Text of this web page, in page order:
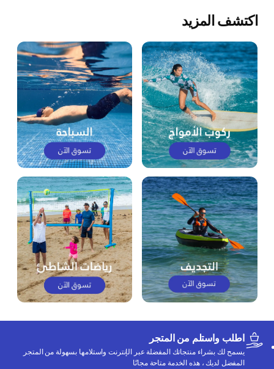
اكتشف المزيد
اطلب واستلم من المتجر
يسمح لك بشراء منتجاتك المفضلة عبر الإنترنت واستلامها بسهولة من المتجر
المفضل لديك ، هذه الخدمة متاحة مجانًا